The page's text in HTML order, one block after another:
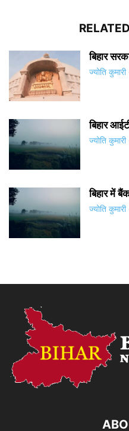
बिहार
ज्योति कुमारी
बिहार
ज्योति कुमारी
बिहार में
ज्योति कुमारी